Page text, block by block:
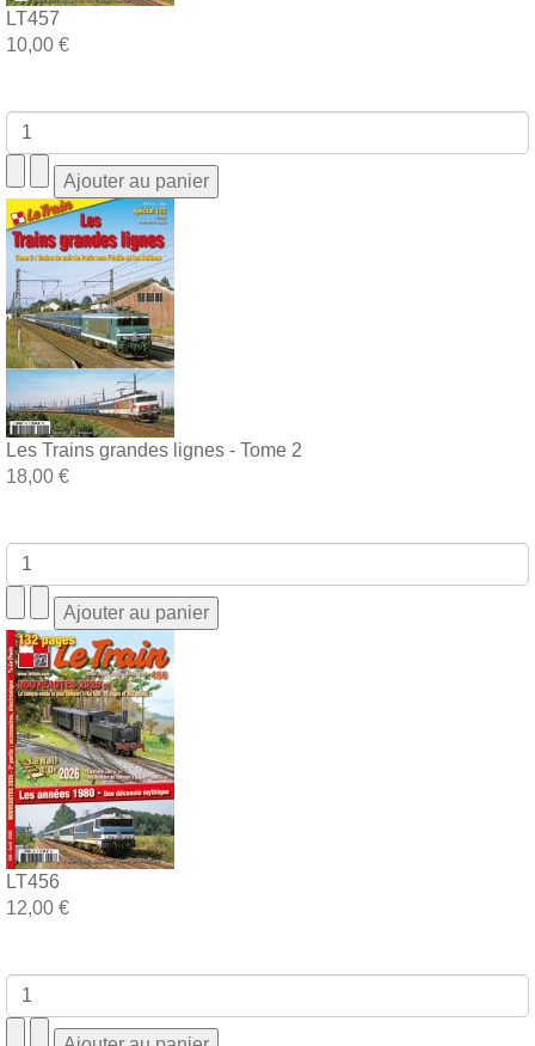
LT457
10,00 €
Les Trains grandes lignes - Tome 2
18,00 €
LT456
12,00 €